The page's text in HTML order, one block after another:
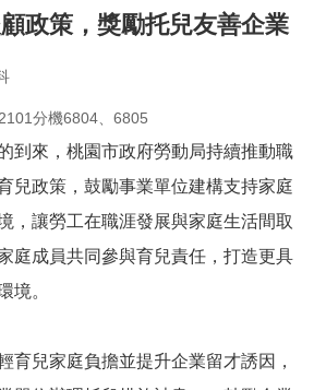
政策，獎勵托兒友善企業
分機6804、6805
到來，桃園市政府勞動局持續推動職
兒政策，鼓勵事業單位建構支持家庭
，讓勞工在職涯發展與家庭生活間取
庭成員共同參與育兒責任，打造更具
境。
育兒家庭負擔並提升企業留才誘因，